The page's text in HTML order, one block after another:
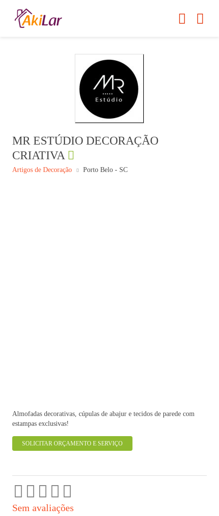
MR ESTÚDIO DECORAÇÃO
CRIATIVA
Artigos de Decoração Porto Belo - SC
Almofadas decorativas, cúpulas de abajur e tecidos de parede com
estampas exclusivas!
SOLICITAR ORÇAMENTO E SERVIÇO
Sem avaliações